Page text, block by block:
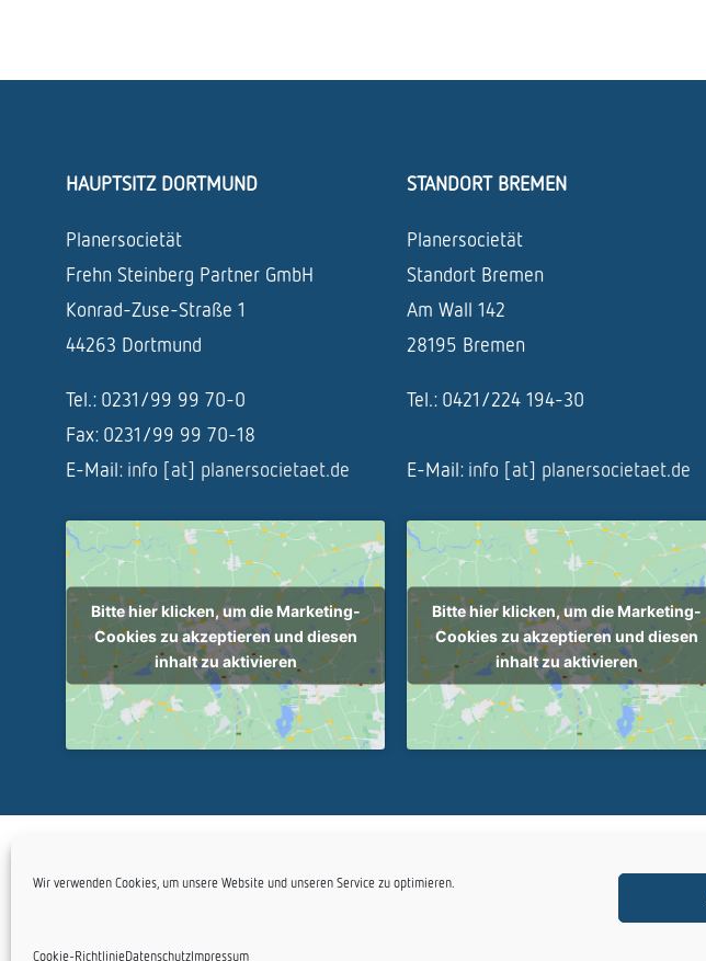
Wir verwenden Cookies, um unsere Website und unseren Service zu optimieren.
Cookie-RichtlinieDatenschutzImpressum
HAUPTSITZ DORTMUND
Planersocietät
Frehn Steinberg Partner GmbH
Konrad-Zuse-Straße 1
44263 Dortmund
Tel.: 0231/99 99 70-0
Fax: 0231/99 99 70-18
E-Mail: info [at] planersocietaet.de
STANDORT BREMEN
Planersocietät
Standort Bremen
Am Wall 142
28195 Bremen
Tel.: 0421/224 194-30
E-Mail: info [at] planersocietaet.de
Bitte hier klicken, um die Marketing-
Cookies zu akzeptieren und diesen
inhalt zu aktivieren
Bitte hier klicken, um die Marketing-
Cookies zu akzeptieren und diesen
inhalt zu aktivieren